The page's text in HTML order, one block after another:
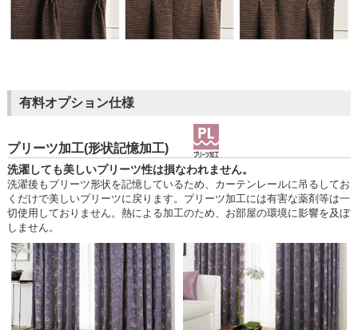
有料オプション仕様
プリーツ加工(形状記憶加工)
洗濯しても美しいプリーツ性は損なわれません。
洗濯後もプリーツ形状を記憶しているため、カーテンレールに吊るしてお
くだけで美しいプリーツに戻ります。プリーツ加工には有害な薬剤等は一
切使用しておりません。熱による加工のため、お部屋の環境に影響を及ぼ
しません。